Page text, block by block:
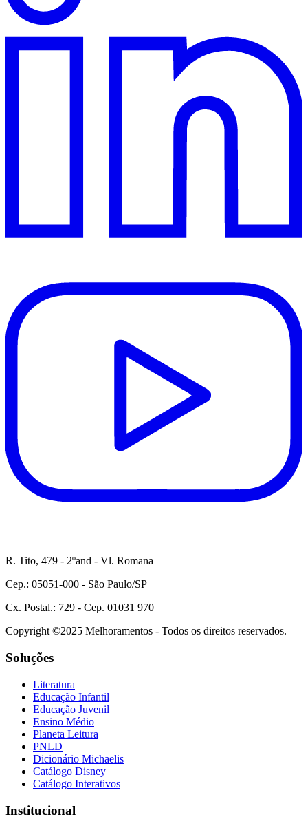
R. Tito, 479 - 2ºand - Vl. Romana
Cep.: 05051-000 - São Paulo/SP
Cx. Postal.: 729 - Cep. 01031 970
Copyright ©2025 Melhoramentos - Todos os direitos reservados.
Soluções
Literatura
Educação Infantil
Educação Juvenil
Ensino Médio
Planeta Leitura
PNLD
Dicionário Michaelis
Catálogo Disney
Catálogo Interativos
Institucional